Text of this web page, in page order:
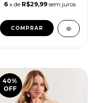
6 x de R$29,99 sem juros
COMPRAR
40%
OFF